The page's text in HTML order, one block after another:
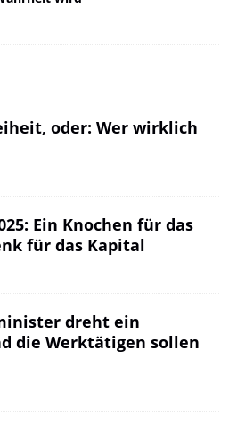
oder: Wer wirklich
Ein Knochen für das
für das Kapital
dreht ein
die Werktätigen sollen